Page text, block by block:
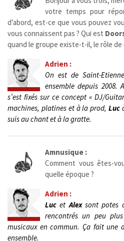
votre temps pour
d’abord, est-ce que vous pouvez
vous connaissent pas ? Qui est
quand le groupe existe-t-il, le rôle
Adrien :
On est de Saint-
ensemble depuis 2008.
s’est fixés sur ce concept « DJ/
machines, platines et à la prod,Luc
suis au chant et à la gratte.
Amnusique :
Comment vous êtes-
quelle époque ?
Adrien :
Luc etAlexsont potes
rencontrés un peu
musicaux en commun. Ça fait une
ensemble.